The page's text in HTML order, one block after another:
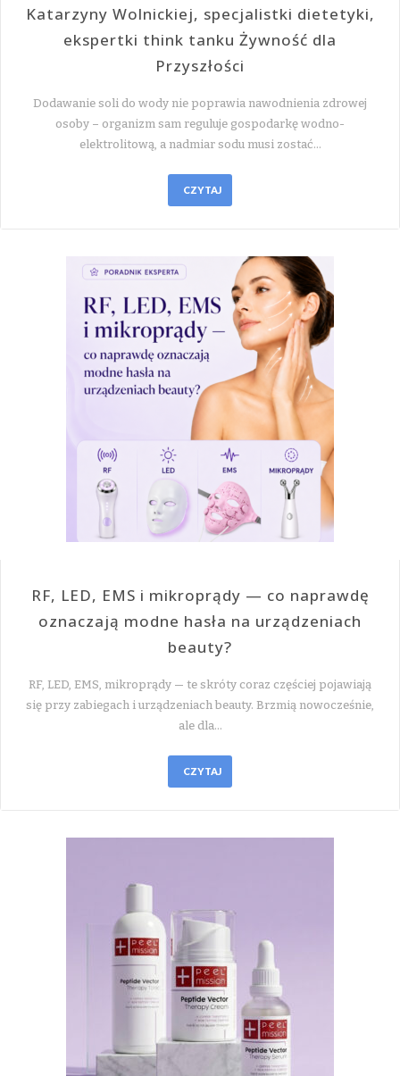
Katarzyny Wolnickiej, specjalistki dietetyki,
ekspertki think tanku Żywność dla
Przyszłości
Dodawanie soli do wody nie poprawia nawodnienia zdrowej
osoby – organizm sam reguluje gospodarkę wodno-
elektrolitową, a nadmiar sodu musi zostać…
CZYTAJ
RF, LED, EMS i mikroprądy — co naprawdę
oznaczają modne hasła na urządzeniach
beauty?
RF, LED, EMS, mikroprądy — te skróty coraz częściej pojawiają
się przy zabiegach i urządzeniach beauty. Brzmią nowocześnie,
ale dla…
CZYTAJ